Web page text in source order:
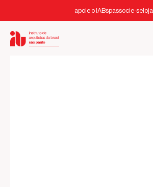
apoie o IABspassocie-seloja